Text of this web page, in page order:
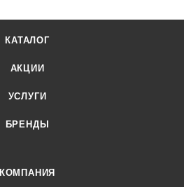
КАТАЛОГ
АКЦИИ
УСЛУГИ
БРЕНДЫ
КОМПАНИЯ